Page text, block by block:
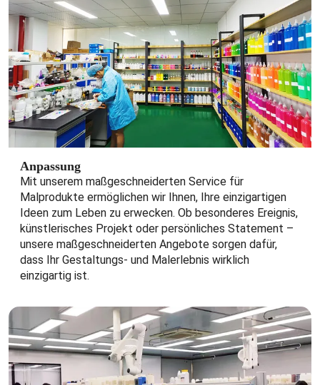
Anpassung
Mit unserem maßgeschneiderten Service für
Malprodukte ermöglichen wir Ihnen, Ihre einzigartigen
Ideen zum Leben zu erwecken. Ob besonderes Ereignis,
künstlerisches Projekt oder persönliches Statement – ​​
unsere maßgeschneiderten Angebote sorgen dafür,
dass Ihr Gestaltungs- und Malerlebnis wirklich
einzigartig ist.